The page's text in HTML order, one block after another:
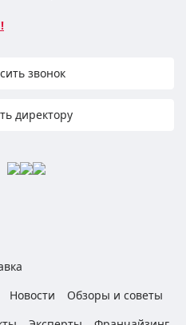
звонок
директору
Новости
Обзоры и советы